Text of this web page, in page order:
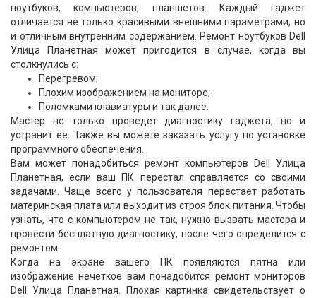
ноутбуков, компьютеров, планшетов. Каждый гаджет
отличается не только красивыми внешними параметрами, но
и отличным внутренним содержанием. Ремонт ноутбуков Dell
Улица Планетная может пригодится в случае, когда вы
столкнулись с:
Перегревом;
Плохим изображением на мониторе;
Поломками клавиатуры и так далее.
Мастер не только проведет диагностику гаджета, но и
устранит ее. Также вы можете заказать услугу по установке
программного обеспечения.
Вам может понадобиться ремонт компьютеров Dell Улица
Планетная, если ваш ПК перестал справляется со своими
задачами. Чаще всего у пользователя перестает работать
материнская плата или выходит из строя блок питания. Чтобы
узнать, что с компьютером не так, нужно вызвать мастера и
провести бесплатную диагностику, после чего определится с
ремонтом.
Когда на экране вашего ПК появляются пятна или
изображение нечеткое вам понадобится ремонт мониторов
Dell Улица Планетная. Плохая картинка свидетельствует о